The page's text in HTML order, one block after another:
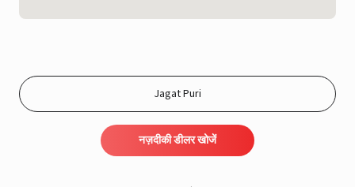
नज़दीकी डीलर खोजें